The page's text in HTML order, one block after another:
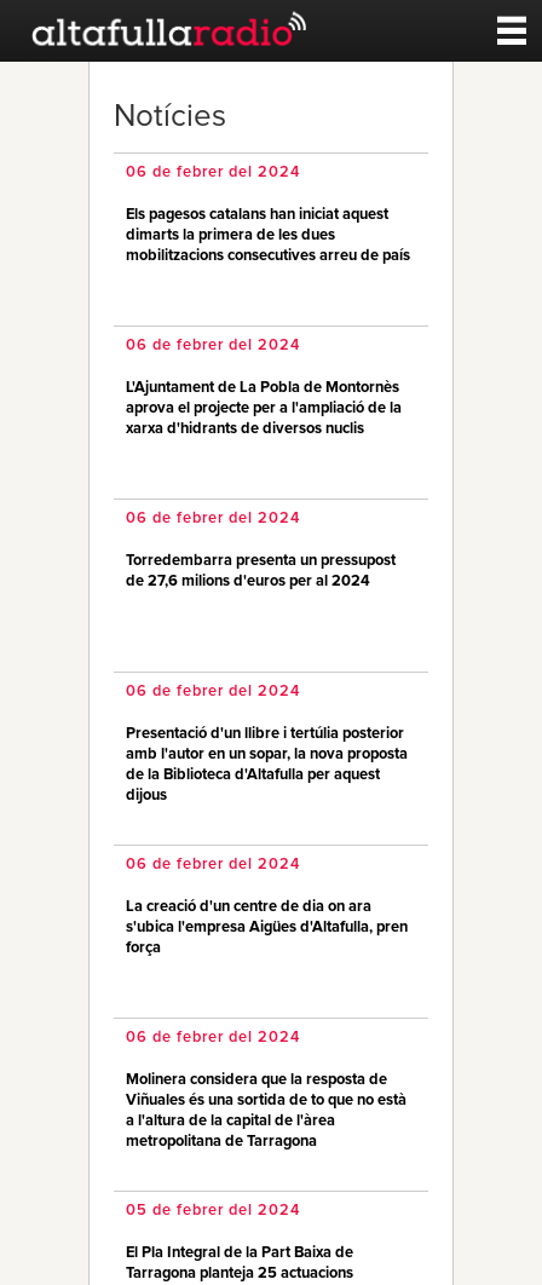
Qui Som
Notícies
06 de febrer del 2024
Els pagesos catalans han iniciat aquest
dimarts la primera de les dues
mobilitzacions consecutives arreu de país
06 de febrer del 2024
L'Ajuntament de La Pobla de Montornès
aprova el projecte per a l'ampliació de la
xarxa d'hidrants de diversos nuclis
06 de febrer del 2024
Torredembarra presenta un pressupost
de 27,6 milions d'euros per al 2024
06 de febrer del 2024
Presentació d'un llibre i tertúlia posterior
amb l'autor en un sopar, la nova proposta
de la Biblioteca d'Altafulla per aquest
dijous
06 de febrer del 2024
La creació d'un centre de dia on ara
s'ubica l'empresa Aigües d'Altafulla, pren
força
06 de febrer del 2024
Molinera considera que la resposta de
Viñuales és una sortida de to que no està
a l'altura de la capital de l'àrea
metropolitana de Tarragona
05 de febrer del 2024
El Pla Integral de la Part Baixa de
Tarragona planteja 25 actuacions